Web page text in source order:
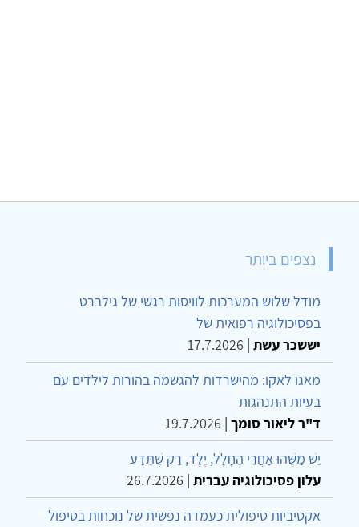
נצפים ביותר
מודל שלוש המערכות לוויסות רגשי של גילברט
בפסיכולוגיה רפואית של
יששכר עשת |
17.7.2026
מאגו לאקו: מהישרדות להגשמה בהורות לילדים עם
בעיות התנהגות
ד"ר ליאור סומך |
19.7.2026
יֵשׁ מַשֶּׁהוּ אַחֲרֵי הֶחָלָל, יֶלֶד, רַק שֶׁתֵּדַע
עלון פסיכולוגיה עברית |
26.7.2026
אקטיביות טיפולית כעמדה נפשית של נוכחות בטיפול